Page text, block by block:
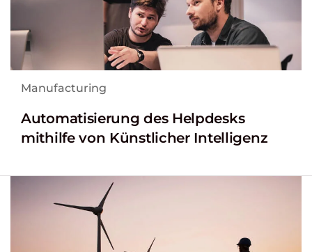
Manufacturing
Automatisierung des Helpdesks
mithilfe von Künstlicher Intelligenz